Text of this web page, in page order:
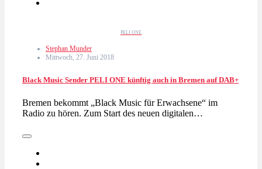
PELI ONE
Stephan Munder
Mittwoch, 27. Juni 2018
Black Music Sender PELI ONE künftig auch in Bremen auf DAB+
Bremen bekommt „Black Music für Erwachsene“ im
Radio zu hören. Zum Start des neuen digitalen…